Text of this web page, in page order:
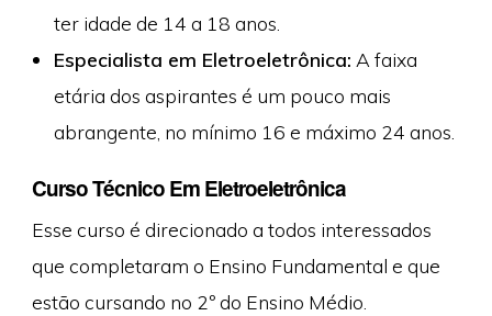
ter idade de 14 a 18 anos.
Especialista em Eletroeletrônica: A faixa
etária dos aspirantes é um pouco mais
abrangente, no mínimo 16 e máximo 24 anos.
Curso Técnico Em Eletroeletrônica
Esse curso é direcionado a todos interessados
que completaram o Ensino Fundamental e que
estão cursando no 2º do Ensino Médio.